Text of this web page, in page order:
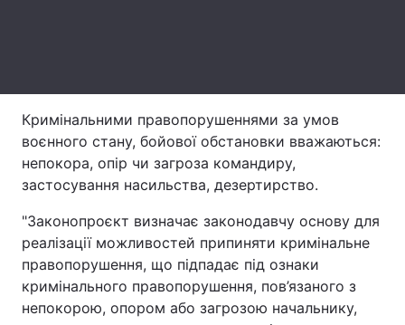
Тема оформлення
Кримінальними правопорушеннями за умов
воєнного стану, бойової обстановки вважаються:
непокора, опір чи загроза командиру,
застосування насильства, дезертирство.
"Законопроєкт визначає законодавчу основу для
реалізації можливостей припиняти кримінальне
правопорушення, що підпадає під ознаки
кримінального правопорушення, пов’язаного з
непокорою, опором або загрозою начальнику,